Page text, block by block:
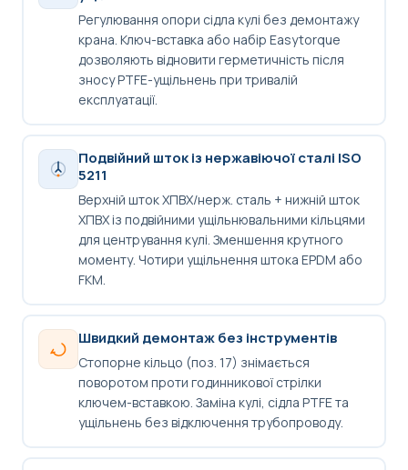
Регулювання опори сідла кулі без демонтажу
крана. Ключ-вставка або набір Easytorque
дозволяють відновити герметичність після
зносу PTFE-ущільнень при тривалій
експлуатації.
Подвійний шток із нержавіючої сталі ISO
5211
Верхній шток ХПВХ/нерж. сталь + нижній шток
ХПВХ із подвійними ущільнювальними кільцями
для центрування кулі. Зменшення крутного
моменту. Чотири ущільнення штока EPDM або
FKM.
Швидкий демонтаж без інструментів
Стопорне кільцо (поз. 17) знімається
поворотом проти годинникової стрілки
ключем-вставкою. Заміна кулі, сідла PTFE та
ущільнень без відключення трубопроводу.